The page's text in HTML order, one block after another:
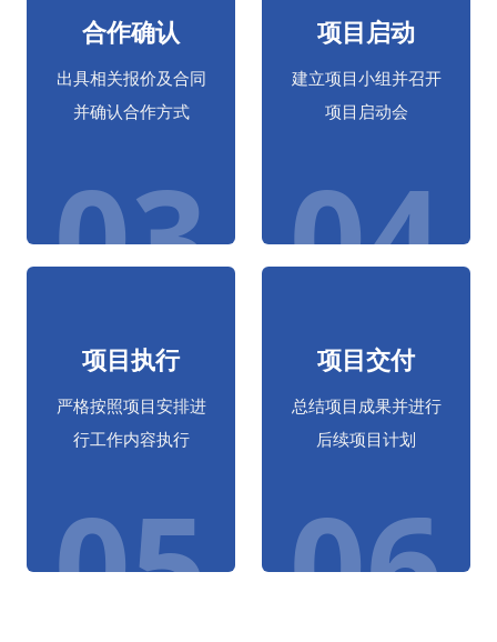
合作确认
出具相关报价及合同
并确认合作方式
03
项目启动
建立项目小组并召开
项目启动会
04
项目执行
严格按照项目安排进
行工作内容执行
05
项目交付
总结项目成果并进行
后续项目计划
06